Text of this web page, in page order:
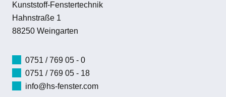
Kunststoff-Fenstertechnik
Hahnstraße 1
88250 Weingarten
0751 / 769 05 - 0
0751 / 769 05 - 18
info@hs-fenster.com